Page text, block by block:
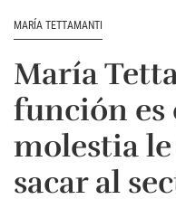
MARÍA TETTAMANTI
María
función es
molestia
sacar al